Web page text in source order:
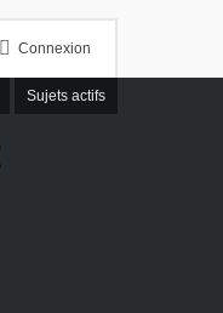
Connexion
Sujets actifs